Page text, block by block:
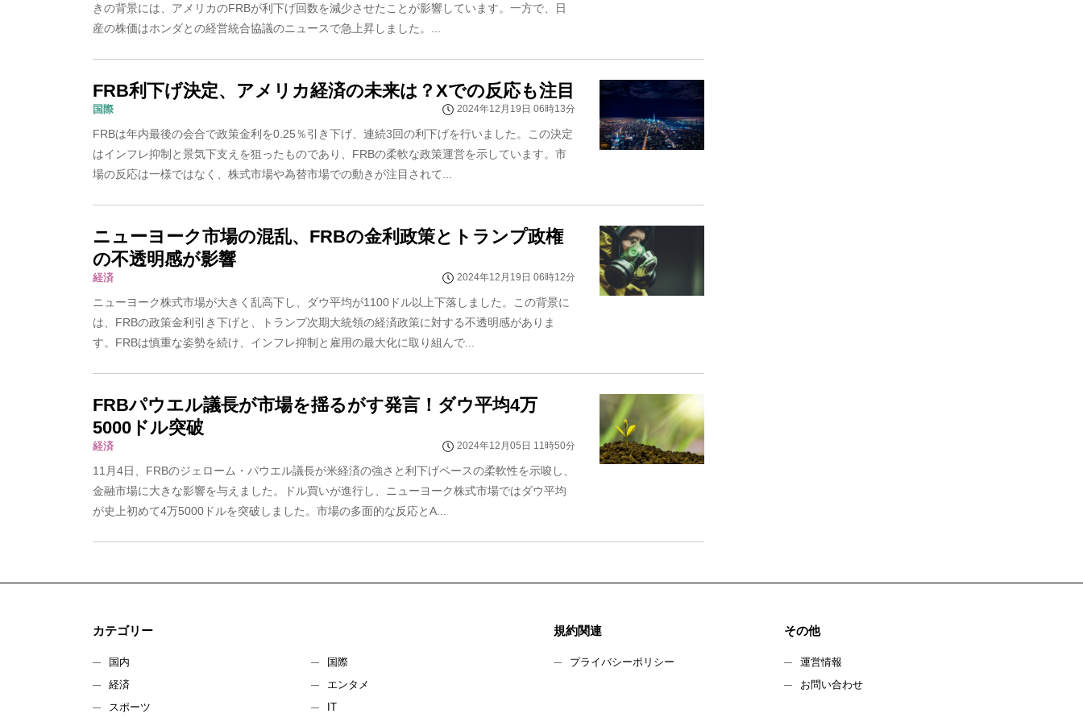
きの背景には、アメリカのFRBが利下げ回数を減少させたことが影響しています。一方で、日
産の株価はホンダとの経営統合協議のニュースで急上昇しました。...
FRB利下げ決定、アメリカ経済の未来は？Xでの反応も注目
国際 2024年12月19日 06時13分
FRBは年内最後の会合で政策金利を0.25％引き下げ、連続3回の利下げを行いました。この決定
はインフレ抑制と景気下支えを狙ったものであり、FRBの柔軟な政策運営を示しています。市
場の反応は一様ではなく、株式市場や為替市場での動きが注目されて...
ニューヨーク市場の混乱、FRBの金利政策とトランプ政権
の不透明感が影響
経済 2024年12月19日 06時12分
ニューヨーク株式市場が大きく乱高下し、ダウ平均が1100ドル以上下落しました。この背景に
は、FRBの政策金利引き下げと、トランプ次期大統領の経済政策に対する不透明感がありま
す。FRBは慎重な姿勢を続け、インフレ抑制と雇用の最大化に取り組んで...
FRBパウエル議長が市場を揺るがす発言！ダウ平均4万
5000ドル突破
経済 2024年12月05日 11時50分
11月4日、FRBのジェローム・パウエル議長が米経済の強さと利下げペースの柔軟性を示唆し、
金融市場に大きな影響を与えました。ドル買いが進行し、ニューヨーク株式市場ではダウ平均
が史上初めて4万5000ドルを突破しました。市場の多面的な反応とA...
カテゴリー
国内
国際
経済
エンタメ
スポーツ
IT
規約関連
プライバシーポリシー
その他
運営情報
お問い合わせ